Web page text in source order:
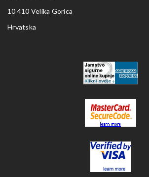
10 410 Velika Gorica
Hrvatska